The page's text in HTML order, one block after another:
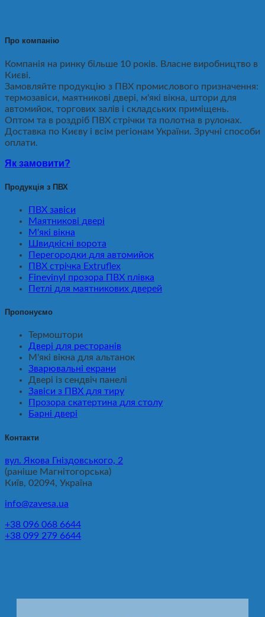
Про компанію
Компанія на ринку більше 10 років. Власне виробництво в
Києві.
Замовляйте продукцію з ПВХ промислового призначення:
термозавіси, маятникові двері, м'які вікна, штори для
автомийок, торгових залів і складських приміщень.
Оптом та в роздріб ПВХ стрічки та полотна в рулонах.
Доставка по Києву і всім регіонам України. Зручні способи
оплати.
Як замовити?
Продукція з ПВХ
ПВХ завіси
Маятникові двері
М'які вікна
Швидкісні ворота
Перегородки для автомийок
ПВХ стрічка Extruflex
Finevinyl прозора ПВХ плівка
Петлі для маятникових дверей
Пропонуємо
Термоштори
Двері для ресторанів
М'які вікна для альтанок
Зварювальні екрани
Двері із сендвіч панелі
Завіси з ПВХ для тиру
Прозора скатертина для столу
Барні двері
Контакти
вул. Якова Гніздовського, 2
(раніше Магнітогорська)
Київ, 02094, Україна
info@zavesa.ua
+38 096 068 6644
+38 099 279 6644